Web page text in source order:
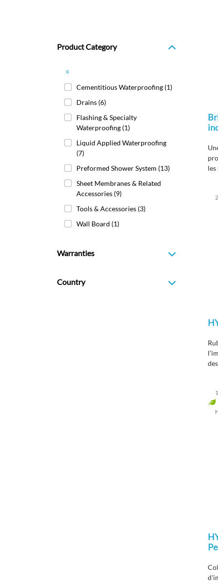
Product Category
x
Cementitious Waterproofing (1)
Drains (6)
Flashing & Specialty
Waterproofing (1)
Liquid Applied Waterproofing
(7)
Preformed Shower System (13)
Sheet Membranes & Related
Accessories (9)
Tools & Accessories (3)
Wall Board (1)
Warranties
Country